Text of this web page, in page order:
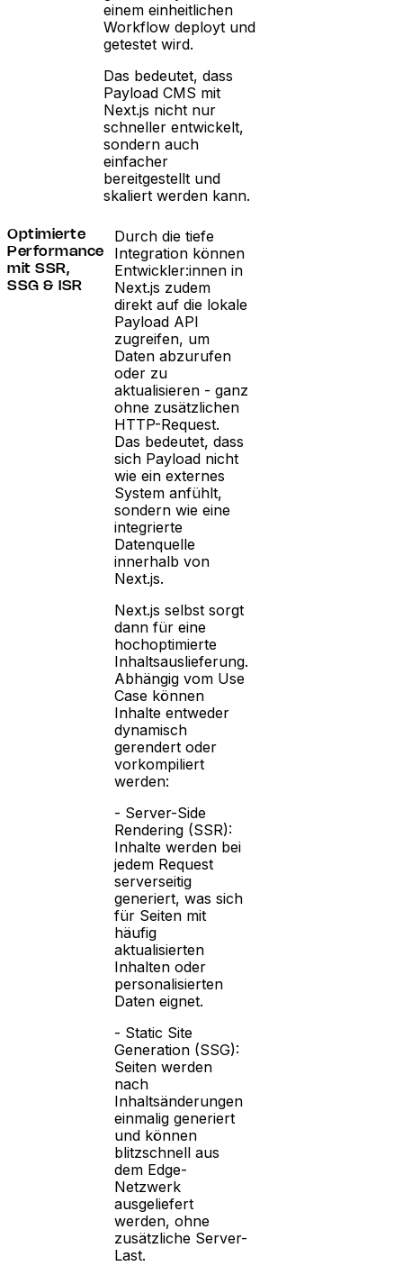
einem einheitlichen
Workflow deployt und
getestet wird.
Das bedeutet, dass
Payload CMS mit
Next.js nicht nur
schneller entwickelt,
sondern auch
einfacher
bereitgestellt und
skaliert werden kann.
Optimierte
Performance
mit SSR,
SSG & ISR
Durch die tiefe
Integration können
Entwickler:innen in
Next.js zudem
direkt auf die lokale
Payload API
zugreifen, um
Daten abzurufen
oder zu
aktualisieren - ganz
ohne zusätzlichen
HTTP-Request.
Das bedeutet, dass
sich Payload nicht
wie ein externes
System anfühlt,
sondern wie eine
integrierte
Datenquelle
innerhalb von
Next.js.
Next.js selbst sorgt
dann für eine
hochoptimierte
Inhaltsauslieferung.
Abhängig vom Use
Case können
Inhalte entweder
dynamisch
gerendert oder
vorkompiliert
werden:
- Server-Side
Rendering (SSR):
Inhalte werden bei
jedem Request
serverseitig
generiert, was sich
für Seiten mit
häufig
aktualisierten
Inhalten oder
personalisierten
Daten eignet.
- Static Site
Generation (SSG):
Seiten werden
nach
Inhaltsänderungen
einmalig generiert
und können
blitzschnell aus
dem Edge-
Netzwerk
ausgeliefert
werden, ohne
zusätzliche Server-
Last.